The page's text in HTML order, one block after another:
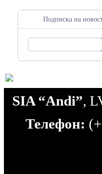
Подписка на
SIA “Andi”,
Телефон: